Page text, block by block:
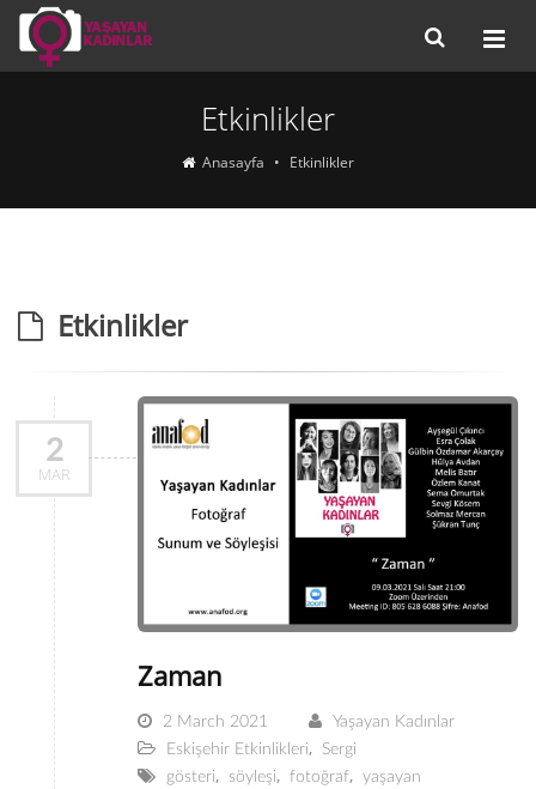
Etkinlikler
Anasayfa Etkinlikler
Etkinlikler
2
MAR
Zaman
2 March 2021
Yaşayan Kadınlar
Eskişehir Etkinlikleri,
Sergi
gösteri, söyleşi, fotoğraf, yaşayan